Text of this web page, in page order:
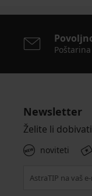
Poštarina
Newsletter
Želite li
noviteti